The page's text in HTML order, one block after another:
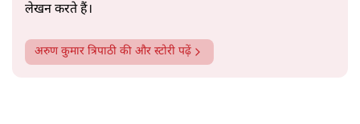
लेखन करते हैं।
अरुण कुमार त्रिपाठी की और स्टोरी पढ़ें